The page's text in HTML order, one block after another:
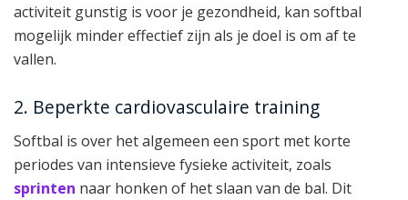
activiteit gunstig is voor je gezondheid, kan softbal
mogelijk minder effectief zijn als je doel is om af te
vallen.
2. Beperkte cardiovasculaire training
Softbal is over het algemeen een sport met korte
periodes van intensieve fysieke activiteit, zoals
sprinten naar honken of het slaan van de bal. Dit